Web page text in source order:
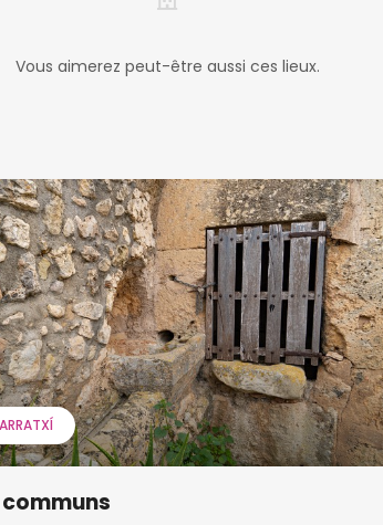
Vous aimerez peut-être aussi ces lieux.